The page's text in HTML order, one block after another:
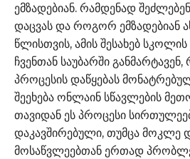
ემზადებიან. რამდენად
დაცვას და როგორ ემზადებიან
წლისთვის, ამის შესახებ
ჩვენთან საუბარში
პროცესის დაწყებას
შეეხება ონლაინ სწავლების
თავიდან ეს პროცესი
დაკავშირებული, თუმცა მოკლე
მოსაწვლეებთან ერთად